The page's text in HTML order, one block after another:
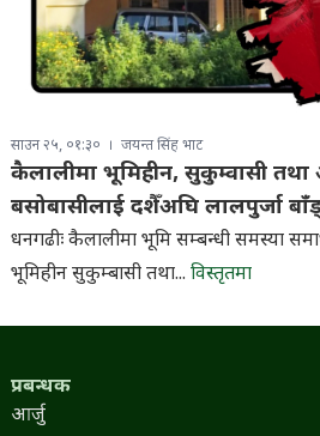
साउन २५, ०१:३० जयन्त सिंह भाट
कैलालीमा भूमिहीन, सुकुम्वासी तथा
बसोबासीलाई दशैँअघि लालपुर्जा
धनगढीः कैलालीमा भूमि सम्बन्धी समस्या
भूमिहीन सुकुम्बासी तथा... विस्तृतमा
प्रबन्धक
आर्जु